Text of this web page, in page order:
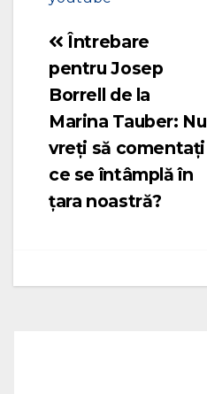
Navigare
în
articole
Întrebare
pentru Josep
Borrell de la
Marina Tauber: Nu
vreți să comentați
ce se întâmplă în
țara noastră?